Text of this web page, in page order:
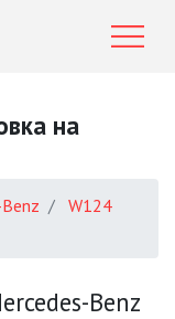
на
W124
Benz